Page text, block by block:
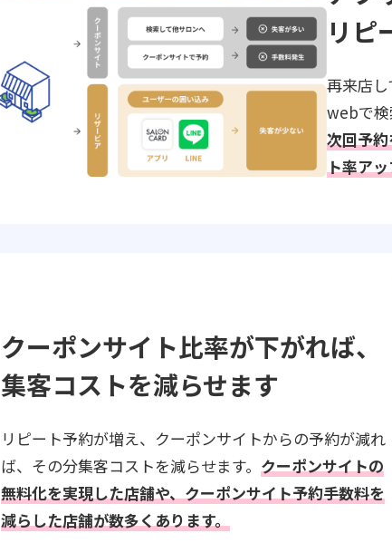
リピ
再来店
webで検
次回予
ト率ア
クーポンサイト比率が下がれば、
集客コストを減らせます
リピート予約が増え、クーポンサイトからの予約が減れ
ば、その分集客コストを減らせます。 クーポンサイトの
無料化を実現した店舗や、クーポンサイト予約手数料を
減らした店舗が数多くあります。